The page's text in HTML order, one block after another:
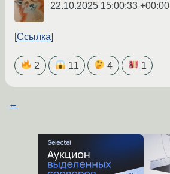
22.10.2025 15:00:33 +00:00
Ссылка
2 11 4 1
←